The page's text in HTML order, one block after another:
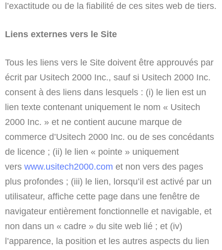
l’exactitude ou de la fiabilité de ces sites web de tiers.
Liens externes vers le Site
Tous les liens vers le Site doivent être approuvés par
écrit par Usitech 2000 Inc., sauf si Usitech 2000 Inc.
consent à des liens dans lesquels : (i) le lien est un
lien texte contenant uniquement le nom « Usitech
2000 Inc. » et ne contient aucune marque de
commerce d’Usitech 2000 Inc. ou de ses concédants
de licence ; (ii) le lien « pointe » uniquement
vers www.usitech2000.com et non vers des pages
plus profondes ; (iii) le lien, lorsqu’il est activé par un
utilisateur, affiche cette page dans une fenêtre de
navigateur entièrement fonctionnelle et navigable, et
non dans un « cadre » du site web lié ; et (iv)
l’apparence, la position et les autres aspects du lien